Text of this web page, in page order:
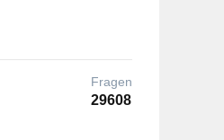
Fragen
29608